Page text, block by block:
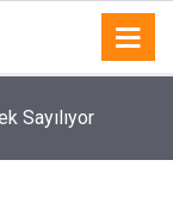
Sayılıyor